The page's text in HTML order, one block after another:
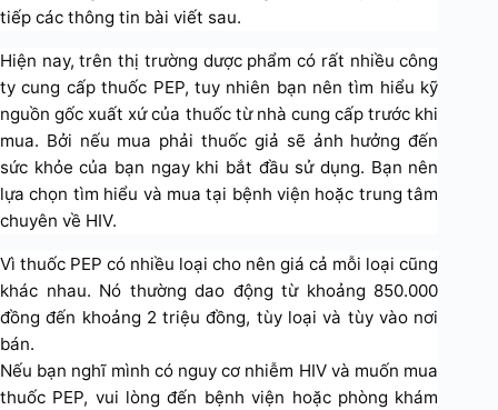
tiếp các thông tin bài viết sau.
Hiện nay, trên thị trường dược phẩm có rất nhiều công
ty cung cấp thuốc PEP, tuy nhiên bạn nên tìm hiểu kỹ
nguồn gốc xuất xứ của thuốc từ nhà cung cấp trước khi
mua. Bởi nếu mua phải thuốc giả sẽ ảnh hưởng đến
sức khỏe của bạn ngay khi bắt đầu sử dụng. Bạn nên
lựa chọn tìm hiểu và mua tại bệnh viện hoặc trung tâm
chuyên về HIV.
Vì thuốc PEP có nhiều loại cho nên giá cả mỗi loại cũng
khác nhau. Nó thường dao động từ khoảng 850.000
đồng đến khoảng 2 triệu đồng, tùy loại và tùy vào nơi
bán.
Nếu bạn nghĩ mình có nguy cơ nhiễm HIV và muốn mua
thuốc PEP, vui lòng đến bệnh viện hoặc phòng khám